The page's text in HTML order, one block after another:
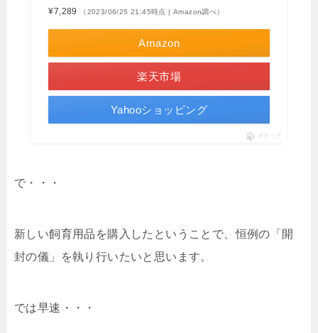
¥7,289 （2023/06/25 21:45時点 | Amazon調べ）
Amazon
楽天市場
Yahooショッピング
ポチップ
で・・・
新しい飼育用品を購入したということで、恒例の「開
封の儀」を執り行いたいと思います。
では早速・・・